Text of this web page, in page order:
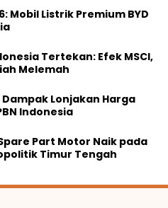
Mobil Listrik Premium BYD
Tertekan: Efek MSCI,
Melemah
Dampak Lonjakan Harga
Indonesia
Part Motor Naik pada
Timur Tengah